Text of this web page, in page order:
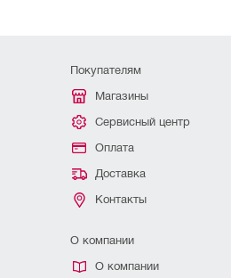
Покупателям
Магазины
Сервисный центр
Оплата
Доставка
Контакты
О компании
О компании